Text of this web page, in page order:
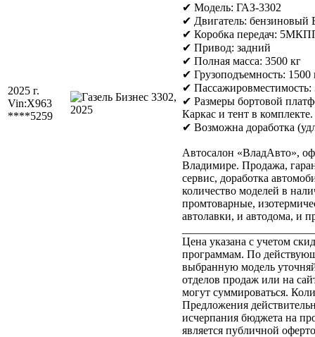
2025 г.
Vin:X963
****5259
✔ Модель: ГАЗ-3302
✔ Двигатель: бензиновый
✔ Коробка передач:
✔ Привод: задний
✔ Полная масса: 3500 кг
✔ Грузоподъемность: 1500
✔ Пассажировместимость:
✔ Размеры бортовой
Каркас и тент в комплекте.
✔ Возможна доработка
Автосалон «ВладАвто»,
Владимире. Продажа,
сервис, доработка
количество моделей в
промтоварные,
автолавки, и автодома, и
Цена указана с учетом
программам. По
выбранную модель
отделов продаж или на
могут суммироваться.
Предложения
исчерпания бюджета на
является публичной